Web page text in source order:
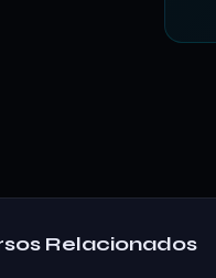
Relacionados